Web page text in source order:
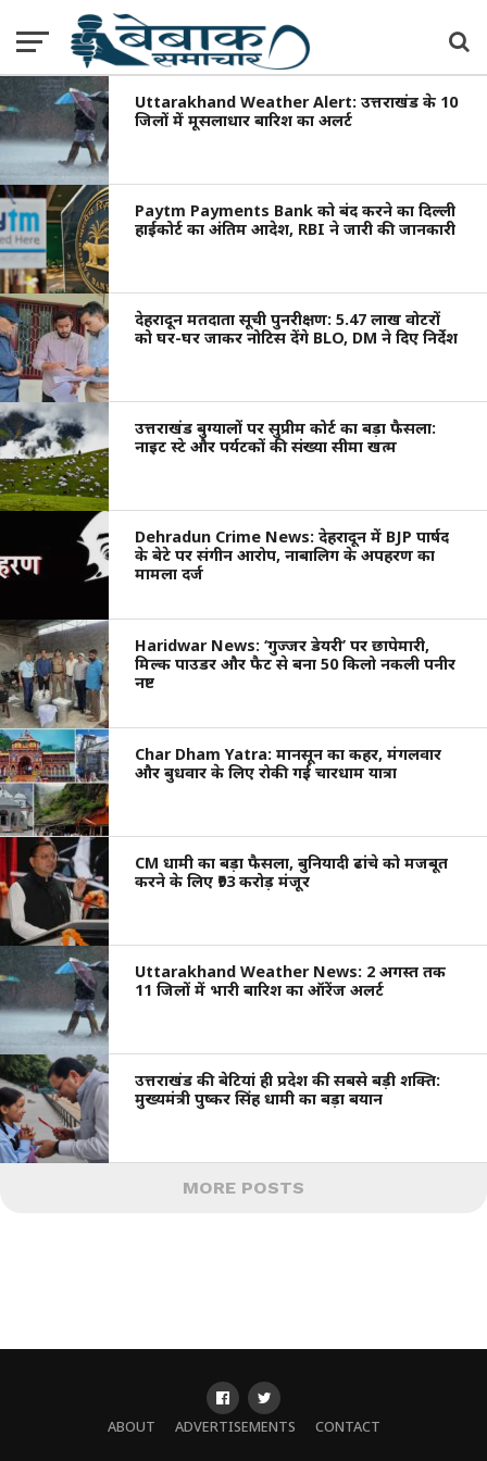
Uttarakhand Weather Alert: उत्तराखंड के 10
जिलों में मूसलाधार बारिश का अलर्ट
Paytm Payments Bank को बंद करने का दिल्ली
हाईकोर्ट का अंतिम आदेश, RBI ने जारी की जानकारी
देहरादून मतदाता सूची पुनरीक्षण: 5.47 लाख वोटरों
को घर-घर जाकर नोटिस देंगे BLO, DM ने दिए निर्देश
उत्तराखंड बुग्यालों पर सुप्रीम कोर्ट का बड़ा फैसला:
नाइट स्टे और पर्यटकों की संख्या सीमा खत्म
Dehradun Crime News: देहरादून में BJP पार्षद
के बेटे पर संगीन आरोप, नाबालिग के अपहरण का
मामला दर्ज
Haridwar News: ‘गुज्जर डेयरी’ पर छापेमारी,
मिल्क पाउडर और फैट से बना 50 किलो नकली पनीर
नष्ट
Char Dham Yatra: मानसून का कहर, मंगलवार
और बुधवार के लिए रोकी गई चारधाम यात्रा
CM धामी का बड़ा फैसला, बुनियादी ढांचे को मजबूत
करने के लिए ₹93 करोड़ मंजूर
Uttarakhand Weather News: 2 अगस्त तक
11 जिलों में भारी बारिश का ऑरेंज अलर्ट
उत्तराखंड की बेटियां ही प्रदेश की सबसे बड़ी शक्ति:
मुख्यमंत्री पुष्कर सिंह धामी का बड़ा बयान
MORE POSTS
ABOUT ADVERTISEMENTS CONTACT